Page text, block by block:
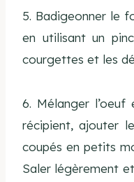
5. Badigeonner le
en utilisant un
courgettes et les
6. Mélanger
récipient, ajouter
coupés en petits
Saler légèrement